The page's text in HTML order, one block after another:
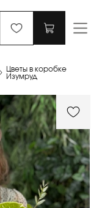
Цветы в коробке
Изумруд